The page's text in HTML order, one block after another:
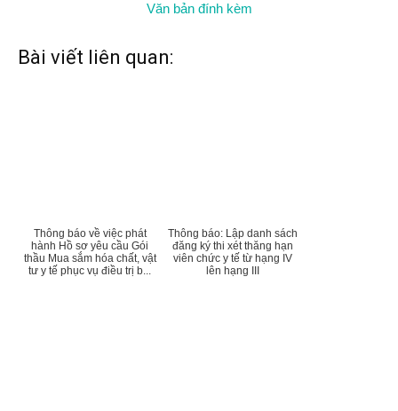
Văn bản đính kèm
Bài viết liên quan:
Thông báo về việc phát
hành Hồ sơ yêu cầu Gói
thầu Mua sắm hóa chất, vật
tư y tế phục vụ điều trị b...
Thông báo: Lập danh sách
đăng ký thi xét thăng hạn
viên chức y tế từ hạng IV
lên hạng III